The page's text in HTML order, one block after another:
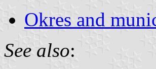
Okres and
See also: